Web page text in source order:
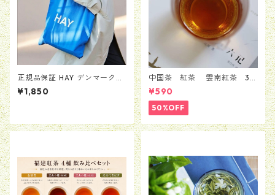
正規品保証 HAY デンマーク
トートバッグ 白ロゴ カバ
ン バッグ BAG ヘイ か
¥1,850
中国茶 紅茶 雲南紅茶 30
ｇ
¥590
50%OFF